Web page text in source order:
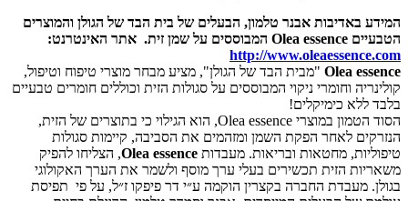
באדיבות אבנר טלמון, הבעלים של בית הבד של הגולן והמוצרים
Olea essenceהמבוססים על שמן זית.אתר האינטרנט:
http://
Olea"מבית הבד של הגולן", מציע מבחר מוצרי טיפוח וטיפול,
וחומרי ניקוי המבוססים על סגולות הזית וכוללים חומרים טבעיים
כימיקלים!
הסוד הטמון במוצרי Olea essence, הוא הגילוי כי בתוצרים של הזית,
לאחר הפקת השמן ומזהמים את הסביבה, קיימות סגולות
מחטאות ובריאות. מעבדותOlea essence, הצליחו להפיק
הזית תכשירים בעלי ערך מוסף ולשמר את הערך האקולוגי
מעבדת החברה בקצרין הוקמה ע״י דר פיפקו ז״ל, על פי תפיסת